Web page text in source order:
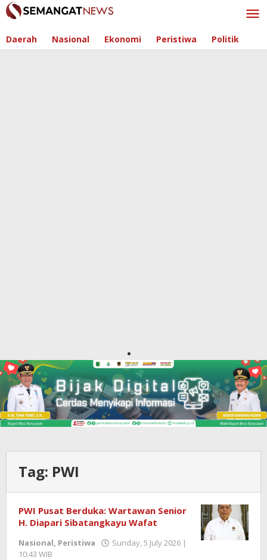
Skip
to
Daerah Nasional Ekonomi Peristiwa Politik
Tag: PWI
PWI Pusat Berduka: Wartawan Senior
H. Diapari Sibatangkayu Wafat
Nasional, Peristiwa
Sunday, 5 July 2026 |
10:43 WIB